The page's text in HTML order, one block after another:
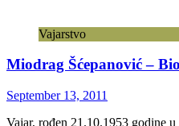
Vajarstvo
Miodrag Šćepanović –
September 13, 2011
Vajar, rođen 21.10.1953 godine